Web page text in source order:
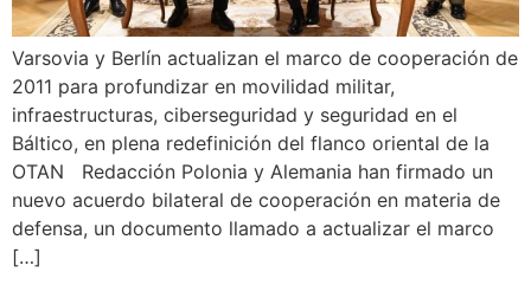
Varsovia y Berlín actualizan el marco de cooperación de
2011 para profundizar en movilidad militar,
infraestructuras, ciberseguridad y seguridad en el
Báltico, en plena redefinición del flanco oriental de la
OTAN Redacción Polonia y Alemania han firmado un
nuevo acuerdo bilateral de cooperación en materia de
defensa, un documento llamado a actualizar el marco
[…]